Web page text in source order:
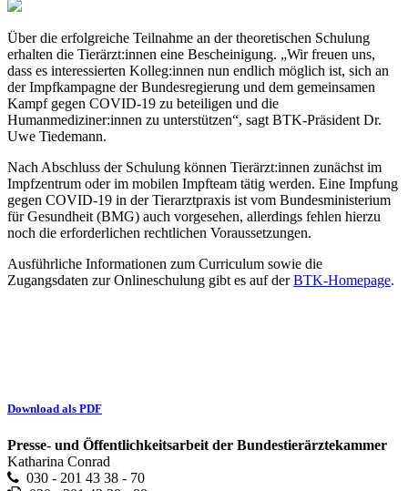
Über die erfolgreiche Teilnahme an der theoretischen Schulung
erhalten die Tierärzt:innen eine Bescheinigung. „Wir freuen uns,
dass es interessierten Kolleg:innen nun endlich möglich ist, sich an
der Impfkampagne der Bundesregierung und dem gemeinsamen
Kampf gegen COVID-19 zu beteiligen und die
Humanmediziner:innen zu unterstützen“, sagt BTK-Präsident Dr.
Uwe Tiedemann.
Nach Abschluss der Schulung können Tierärzt:innen zunächst im
Impfzentrum oder im mobilen Impfteam tätig werden. Eine Impfung
gegen COVID-19 in der Tierarztpraxis ist vom Bundesministerium
für Gesundheit (BMG) auch vorgesehen, allerdings fehlen hierzu
noch die erforderlichen rechtlichen Voraussetzungen.
Ausführliche Informationen zum Curriculum sowie die
Zugangsdaten zur Onlineschulung gibt es auf derBTK-Homepage.
Download als PDF
Presse- und Öffentlichkeitsarbeit der Bundestierärztekammer
Katharina Conrad
030 - 201 43 38 - 70